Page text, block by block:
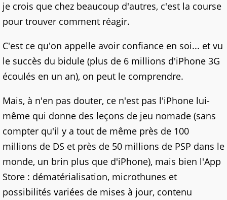
je crois que chez beaucoup d'autres, c'est la course
pour trouver comment réagir.
C'est ce qu'on appelle avoir confiance en soi... et vu
le succès du bidule (plus de 6 millions d'iPhone 3G
écoulés en un an), on peut le comprendre.
Mais, à n'en pas douter, ce n'est pas l'iPhone lui-
même qui donne des leçons de jeu nomade (sans
compter qu'il y a tout de même près de 100
millions de DS et près de 50 millions de PSP dans le
monde, un brin plus que d'iPhone), mais bien l'App
Store : dématérialisation, microthunes et
possibilités variées de mises à jour, contenu